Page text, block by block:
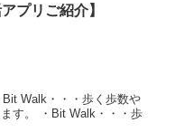
アプリご紹介】
Bit Walk・・・歩く歩数や
す。 ・Bit Walk・・・歩